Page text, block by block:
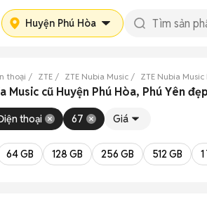
Huyện Phú Hòa
thoại ZTE ZTE Nubia Music ZTE Nubia Music
Music cũ Huyện Phú Hòa, Phú Yên đẹp
thoại 67 Giá
64 GB 128 GB 256 GB 512 GB 1